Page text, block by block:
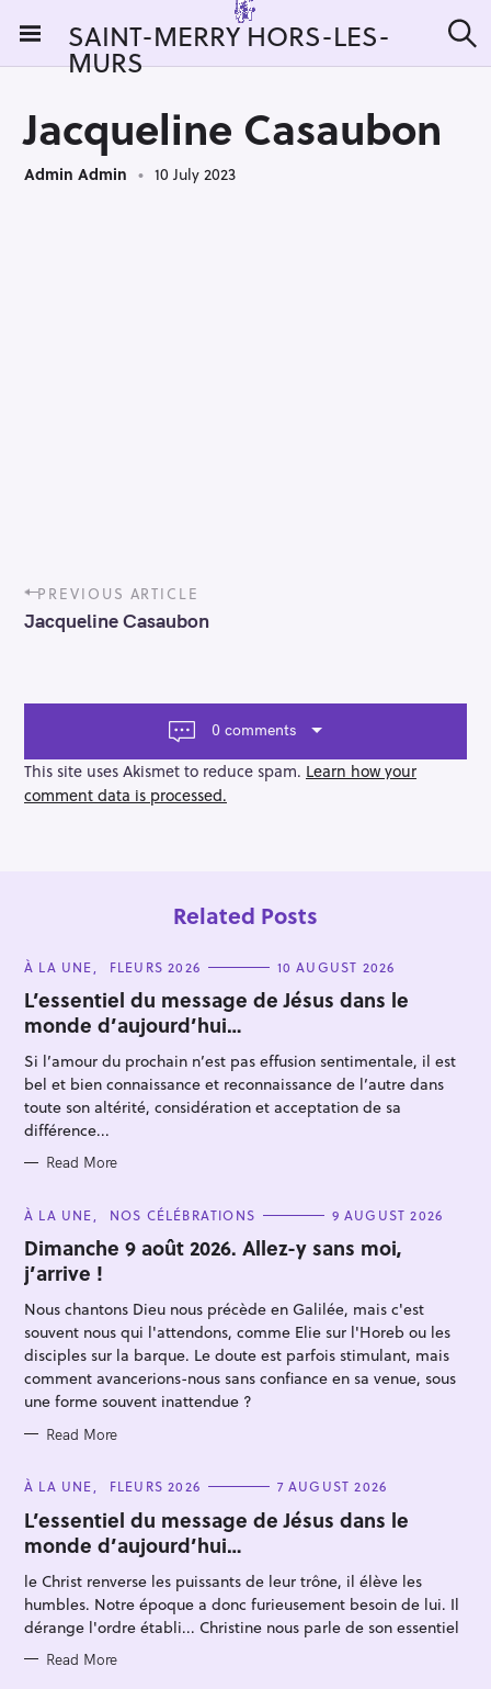
i
SAINT-MERRY HORS-LES-
MURS e
Jacqueline Casaubon
Admin Admin 10 July 2023
P
o
s
a
g
a
t
PREVIOUS ARTICLE
Jacqueline Casaubon
0 comments
This site uses Akismet to reduce spam. Learn how your
comment data is processed.
Related Posts
C
T
E
G
O
R
I
E
S
À LA UNE FLEURS 2026 10 AUGUST 2026
L’essentiel du message de Jésus dans le
monde d’aujourd’hui…
Si l’amour du prochain n’est pas effusion sentimentale, il est
bel et bien connaissance et reconnaissance de l’autre dans
toute son altérité, considération et acceptation de sa
différence...
Read More
C
T
E
G
O
R
I
E
S
À LA UNE NOS CÉLÉBRATIONS 9 AUGUST 2026
Dimanche 9 août 2026. Allez-y sans moi,
j’arrive !
Nous chantons Dieu nous précède en Galilée, mais c'est
souvent nous qui l'attendons, comme Elie sur l'Horeb ou les
disciples sur la barque. Le doute est parfois stimulant, mais
comment avancerions-nous sans confiance en sa venue, sous
une forme souvent inattendue ?
Read More
C
T
E
G
O
R
I
E
S
À LA UNE FLEURS 2026 7 AUGUST 2026
L’essentiel du message de Jésus dans le
monde d’aujourd’hui…
le Christ renverse les puissants de leur trône, il élève les
humbles. Notre époque a donc furieusement besoin de lui. Il
dérange l'ordre établi... Christine nous parle de son essentiel
Read More
e
a
r
h
f
o
r
: